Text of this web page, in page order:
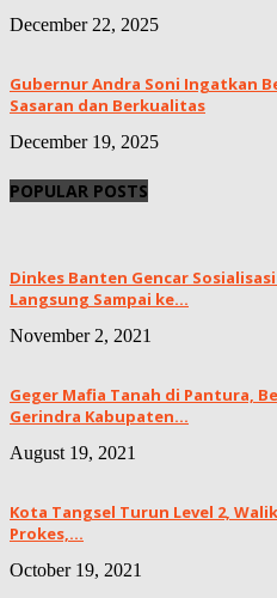
December 22, 2025
Gubernur Andra Soni Ingatkan
Sasaran dan Berkualitas
December 19, 2025
POPULAR POSTS
Dinkes Banten Gencar
Langsung Sampai ke...
November 2, 2021
Geger Mafia Tanah di Pantura,
Gerindra Kabupaten...
August 19, 2021
Kota Tangsel Turun Level 2,
Prokes,...
October 19, 2021